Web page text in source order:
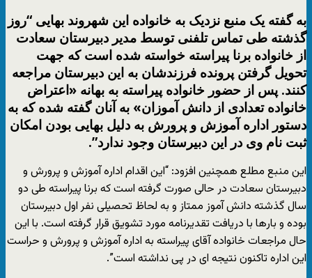
به گفته یک منبع نزدیک به خانواده این شهروند بهایی “روز
گذشته طی تماس تلفنی توسط مدیر دبیرستان سعادت
از خانواده برنا پیراسته خواسته شده است که جهت
تحویل گرفتن پرونده فرزندشان به این دبیرستان مراجعه
کنند. پس از حضور خانواده پیراسته به بهانه «اعتراض
خانواده تعدادی از دانش آموزان» به آنان گفته شده که به
دستور اداره آموزش و پرورش به دلیل بهایی بودن امکان
ثبت نام وی در این دبیرستان وجود ندارد”.
این منبع مطلع همچنین افزود: “این اقدام اداره آموزش و پرورش و
دبیرستان سعادت در حالی صورت گرفته است که برنا پیراسته طی دو
سال گذشته دانش آموز ممتاز و به لحاظ تحصیلی نفر اول دبیرستان
بوده و بارها با دریافت تقدیرنامه مورد تشویق قرار گرفته است. با این
حال مراجعات خانواده آقای پیراسته به اداره آموزش و پرورش و حراست
این اداره تاکنون نتیجه ای در پی نداشته است”.